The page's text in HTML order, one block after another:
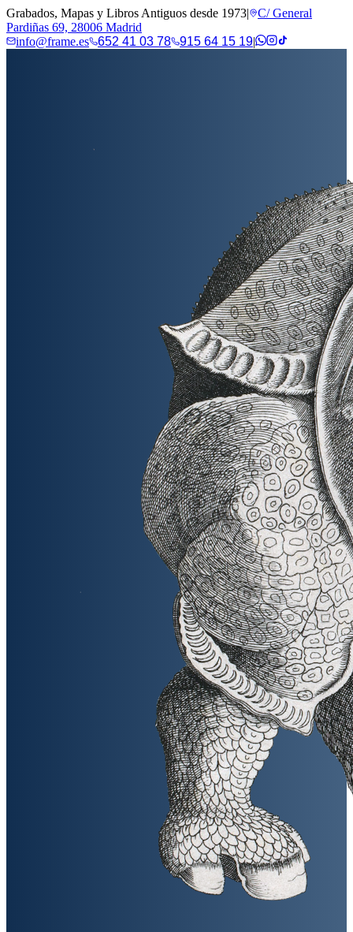
Grabados, Mapas y Libros Antiguos desde 1973|
C/ General
Pardiñas 69, 28006 Madrid
info@frame.es
652 41 03 78 915 64 15 19|